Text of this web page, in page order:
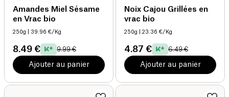
Amandes Miel Sésame
en Vrac bio
250g | 39.96 €/Kg
8.49 € 9.99 €
Ajouter au panier
Noix Cajou Grillées en
vrac bio
250g | 23.36 €/Kg
4.87 € 6.49 €
Ajouter au panier